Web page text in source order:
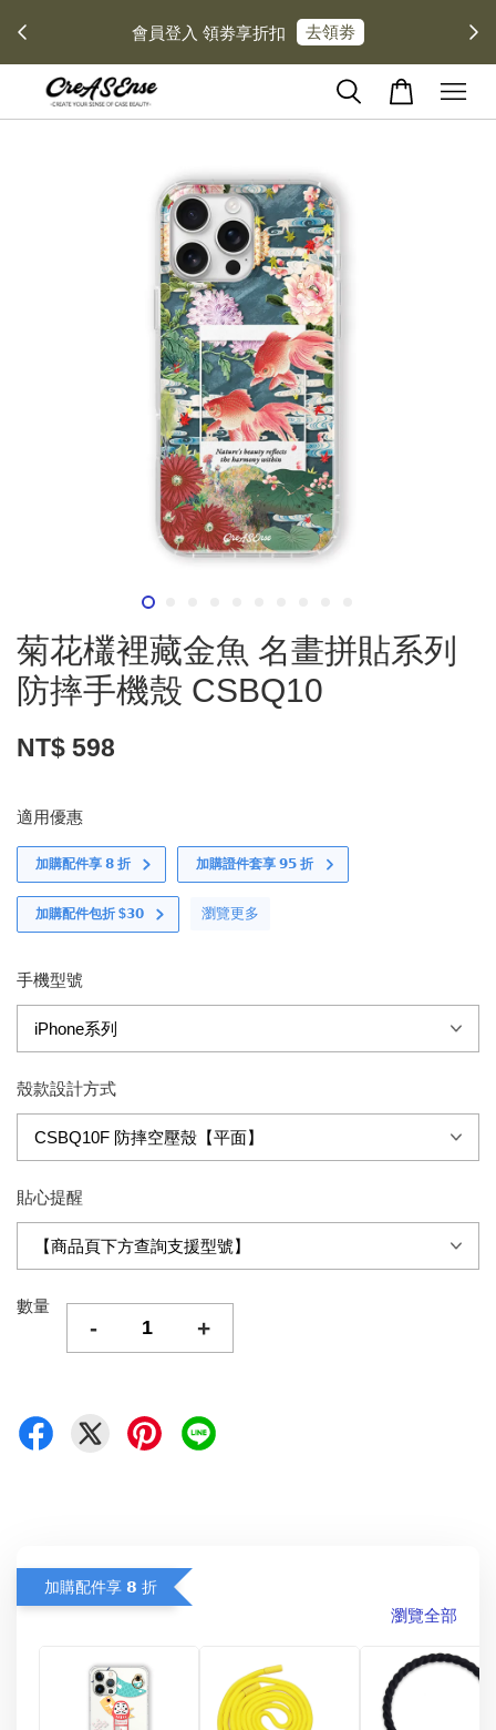
會員登入 領劵享折扣 去領劵
菊花欉裡藏金魚 名畫拼貼系列
防摔手機殼 CSBQ10
NT$ 598
適用優惠
加購配件享 𝟴 折 加購證件套享 𝟵𝟱 折
加購配件包折 $𝟯𝟬 瀏覽更多
手機型號
殼款設計方式
貼心提醒
數量
- +
加購配件享 𝟴 折
瀏覽全部